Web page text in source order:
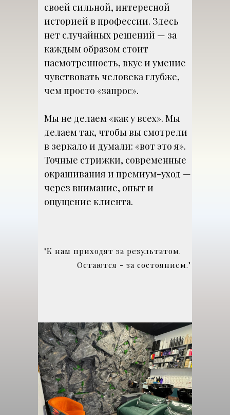
своей сильной, интересной
историей в профессии. Здесь
нет случайных решений — за
каждым образом стоит
насмотренность, вкус и умение
чувствовать человека глубже,
чем просто «запрос».
Мы не делаем «как у всех». Мы
делаем так, чтобы вы смотрели
в зеркало и думали: «вот это я».
Точные стрижки, современные
окрашивания и премиум-уход —
через внимание, опыт и
ощущение клиента.
"К нам приходят за результатом.
Остаются - за состоянием."